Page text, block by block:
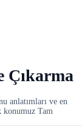
Çıkarma
anlatımları ve en
Tam